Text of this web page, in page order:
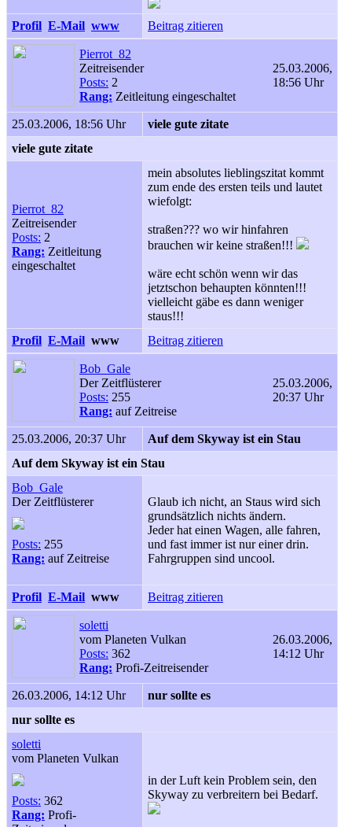
Profil E-Mail www Beitrag zitieren
Pierrot_82
Zeitreisender
Posts: 2
Rang: Zeitleitung eingeschaltet
25.03.2006,
18:56 Uhr
25.03.2006, 18:56 Uhr
viele gute zitate
viele gute zitate
Pierrot_82
Zeitreisender
Posts: 2
Rang: Zeitleitung
eingeschaltet
mein absolutes lieblingszitat kommt
zum ende des ersten teils und lautet
wiefolgt:
straßen??? wo wir hinfahren
brauchen wir keine straßen!!!
wäre echt schön wenn wir das
jetztschon behaupten könnten!!!
vielleicht gäbe es dann weniger
staus!!!
Profil E-Mail www Beitrag zitieren
Bob_Gale
Der Zeitflüsterer
Posts: 255
Rang: auf Zeitreise
25.03.2006,
20:37 Uhr
25.03.2006, 20:37 Uhr
Auf dem Skyway ist ein Stau
Auf dem Skyway ist ein Stau
Bob_Gale
Der Zeitflüsterer
Posts: 255
Rang: auf Zeitreise
Glaub ich nicht, an Staus wird sich
grundsätzlich nichts ändern.
Jeder hat einen Wagen, alle fahren,
und fast immer ist nur einer drin.
Fahrgruppen sind uncool.
Profil E-Mail www Beitrag zitieren
soletti
vom Planeten Vulkan
Posts: 362
Rang: Profi-Zeitreisender
26.03.2006,
14:12 Uhr
26.03.2006, 14:12 Uhr
nur sollte es
nur sollte es
soletti
vom Planeten Vulkan
Posts: 362
Rang: Profi-
in der Luft kein Problem sein, den
Skyway zu verbreitern bei Bedarf.